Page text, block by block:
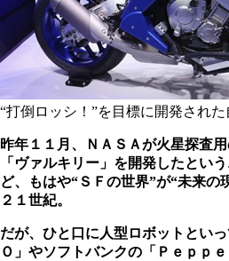
“打倒ロッシ！”を目標に開発され
昨年１１月、ＮＡＳＡが火星探査
「ヴァルキリー」を開発したとい
ど、もはや“ＳＦの世界”が“未来の
２１世紀。
だが、ひと口に人型ロボットとい
Ｏ」やソフトバンクの「Ｐｅｐｐ